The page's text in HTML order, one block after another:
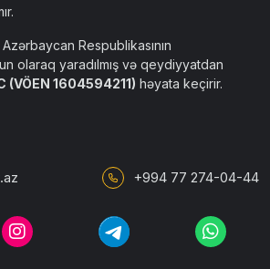
Azərbaycan Respublikasının
olaraq yaradılmış və qeydiyyatdan
(VÖEN 1604594211) həyata keçirir.
+994 77 274-04-44